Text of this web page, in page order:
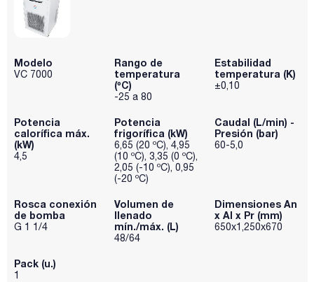
Modelo
VC 7000
Rango de
temperatura
(ºC)
-25 a 80
Estabilidad
temperatura (K)
±0,10
Potencia
calorífica máx.
(kW)
4,5
Potencia
frigorífica (kW)
6,65 (20 ºC), 4,95
(10 ºC), 3,35 (0 ºC),
2,05 (-10 ºC), 0,95
(-20 ºC)
Caudal (L/min) -
Presión (bar)
60-5,0
Rosca conexión
de bomba
G 1 1/4
Volumen de
llenado
mín./máx. (L)
48/64
Dimensiones An
x Al x Pr (mm)
650x1,250x670
Pack (u.)
1